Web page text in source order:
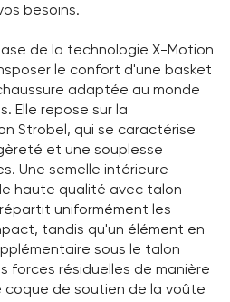
besoins.
de la technologie X-Motion
le confort d'une basket
adaptée au monde
Elle repose sur la
Strobel, qui se caractérise
et une souplesse
Une semelle intérieure
haute qualité avec talon
uniformément les
tandis qu'un élément en
sous le talon
forces résiduelles de manière
coque de soutien de la voûte